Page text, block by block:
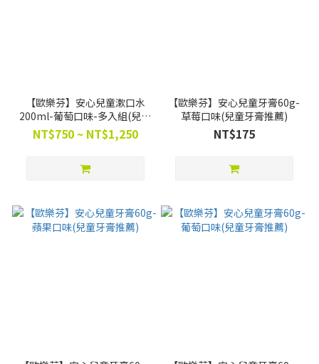
【歐樂芬】安心兒童漱口水
200ml-葡萄口味-多入組(兒童
漱口水推薦)
NT$750 ~ NT$1,250
【歐樂芬】安心兒童牙膏60g-
草莓口味(兒童牙膏推薦)
NT$175